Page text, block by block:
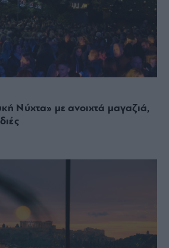
Νύχτα» με ανοιχτά μαγαζιά,